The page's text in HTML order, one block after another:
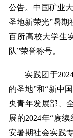
公告。中国矿业
圣地新荣光”暑期
百所高校大学生
队”荣誉称号。
实践团于
的圣地”和“新中
央青年发展部、
展的2024年“赓
安暑期社会实践